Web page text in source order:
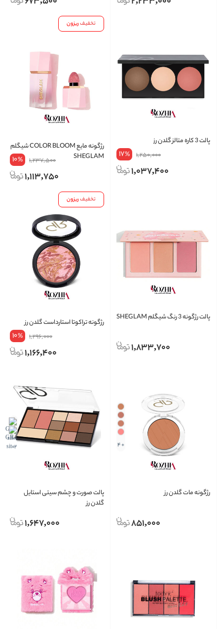
پالت 3 کاره متالز گلدن رز
1,250,000
17%
1,037,400
تخفیفریزون
رژگونه مایع COLOR BLOOM شیگلم
SHEGLAM
1,237,500
10%
1,113,750
پالت رژگونه 3 رنگ شیگلم SHEGLAM
1,833,700
تخفیفریزون
رژگونه تراکوتا استارداست گلدن رز
1,296,000
10%
1,166,400
+ 4
رژگونه مات گلدن رز
851,000
پالت صورت و چشم سیتی استایل
گلدن رز
1,647,000